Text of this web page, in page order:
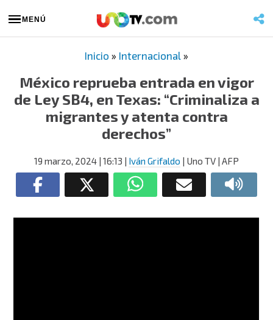
MENÚ
Inicio » Internacional »
México reprueba entrada en vigor
de Ley SB4, en Texas: “Criminaliza a
migrantes y atenta contra
derechos”
19 marzo, 2024 | 16:13 | Iván Grifaldo | Uno TV | AFP